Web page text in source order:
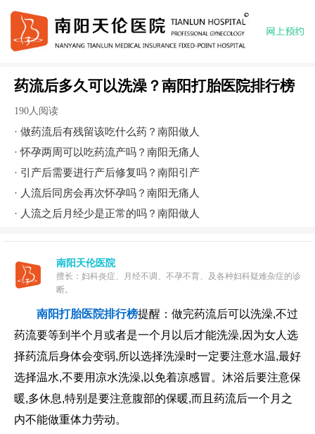
药流后多久可以洗澡？南阳打胎医院排行榜
190人阅读
· 做药流后有残留该吃什么药？南阳做人
·怀孕两周可以吃药流产吗？南阳无痛人
· 引产后需要进行产后修复吗？南阳引产
· 人流后同房会再次怀孕吗？南阳无痛人
· 人流之后月经少是正常的吗？南阳做人
南阳天伦医院
擅长：妇科炎症、月经不调、不孕不育、及各种妇科疑难杂症的诊
断。
南阳打胎医院排行榜提醒：做完药流后可以洗澡,不过
药流要等到半个月或者是一个月以后才能洗澡,因为女人选
择药流后身体会变弱,所以选择洗澡时一定要注意水温,最好
选择温水,不要用凉水洗澡,以免着凉感冒。沐浴后要注意保
暖,多休息,特别是要注意腹部的保暖,而且药流后一个月之
内不能做重体力劳动。